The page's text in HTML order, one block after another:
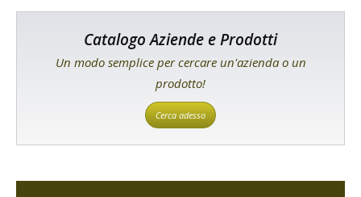
Catalogo Aziende e Prodotti
Un modo semplice per cercare un'azienda o un
prodotto!
Cerca adesso